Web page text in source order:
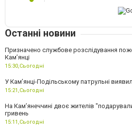
Останні новини
Призначено службове розслідування
Кам’янці
15:30,Сьогодні
У Кам’янці-Подільському патрульні
15:21,Сьогодні
На Камʼянеччині двоє жителів
гривень
15:11,Сьогодні